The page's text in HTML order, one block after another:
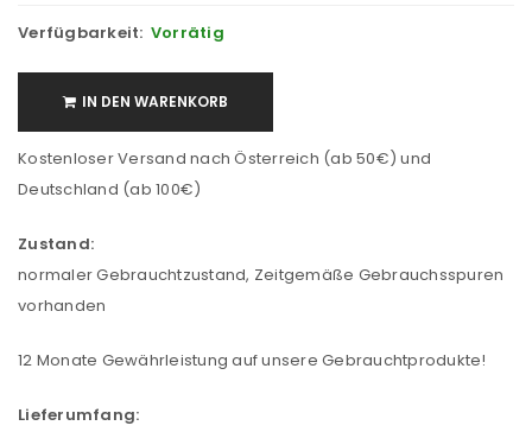
Verfügbarkeit: Vorrätig
IN DEN WARENKORB
Kostenloser Versand nach Österreich (ab 50€) und
Deutschland (ab 100€)
Zustand:
normaler Gebrauchtzustand, Zeitgemäße Gebrauchsspuren
vorhanden
12 Monate Gewährleistung auf unsere Gebrauchtprodukte!
Lieferumfang: